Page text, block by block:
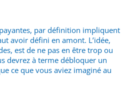
par définition impliquent
avoir défini en amont. L’idée,
est de ne pas en être trop ou
devrez à terme débloquer un
ce que vous aviez imaginé au